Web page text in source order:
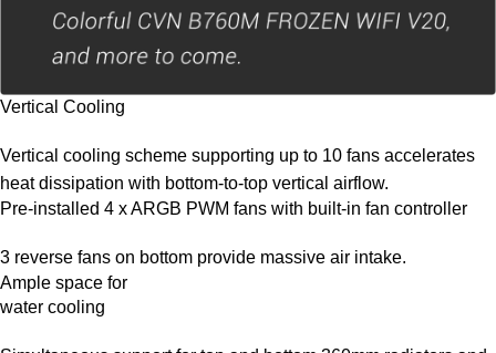
Vertical Cooling
Vertical cooling scheme supporting up to 10 fans accelerates
heat dissipation with bottom-to-top vertical airflow.
Pre-installed 4 x ARGB PWM fans with built-in fan controller
3 reverse fans on bottom provide massive air intake.
Ample space for
water cooling